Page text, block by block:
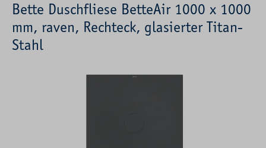
Bette Duschfliese BetteAir 1000 x 1000
mm, raven, Rechteck, glasierter Titan-
Stahl